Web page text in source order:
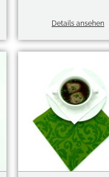
Details ansehen